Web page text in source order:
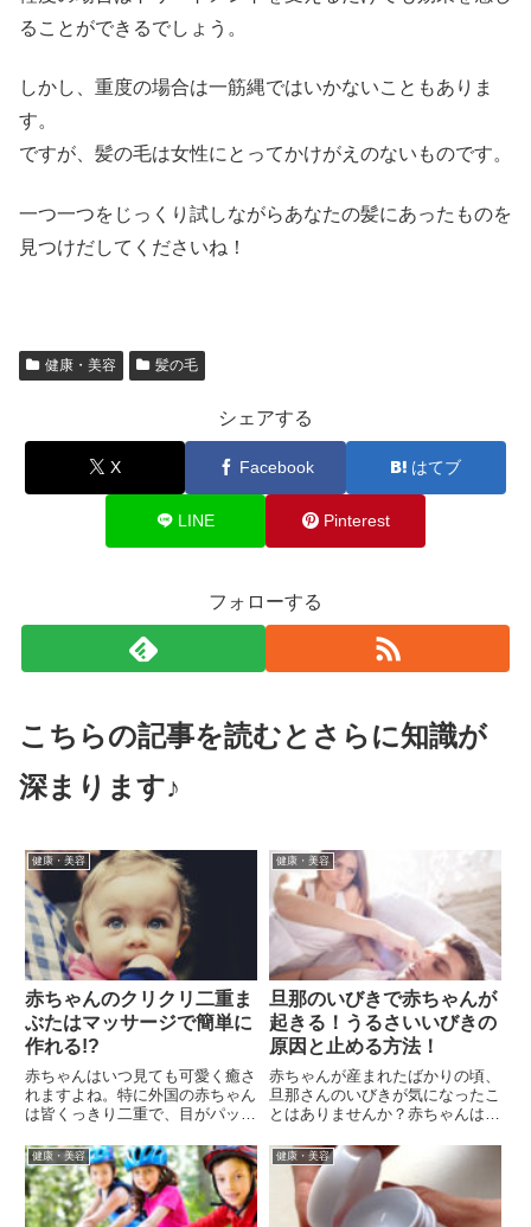
ることができるでしょう。
しかし、重度の場合は一筋縄ではいかないこともありま
す。
ですが、髪の毛は女性にとってかけがえのないものです。
一つ一つをじっくり試しながらあなたの髪にあったものを
見つけだしてくださいね！
健康・美容 髪の毛
シェアする
X Facebook はてブ
LINE Pinterest
フォローする
こちらの記事を読むとさらに知識が
深まります♪
健康・美容
赤ちゃんのクリクリ二重ま
ぶたはマッサージで簡単に
作れる!?
赤ちゃんはいつ見ても可愛く癒さ
れますよね。特に外国の赤ちゃん
は皆くっきり二重で、目がパッチ
すね。でも日本人では一重の赤ち
ゃんも多いですよね。 かくいう
私の5歳の娘も今は二重ですが、
赤ちゃんの頃は一重でした。私
健康・美容
旦那のいびきで赤ちゃんが
起きる！うるさいいびきの
原因と止める方法！
赤ちゃんが産まれたばかりの頃、
旦那さんのいびきが気になったこ
とはありませんか？赤ちゃんは2
つ替え、その他いろいろな理由で
起きてしまいますよね。なので、
お母さんは特に睡眠不足が続いて
とても大変だと思います。そん
健康・美容 健康・美容